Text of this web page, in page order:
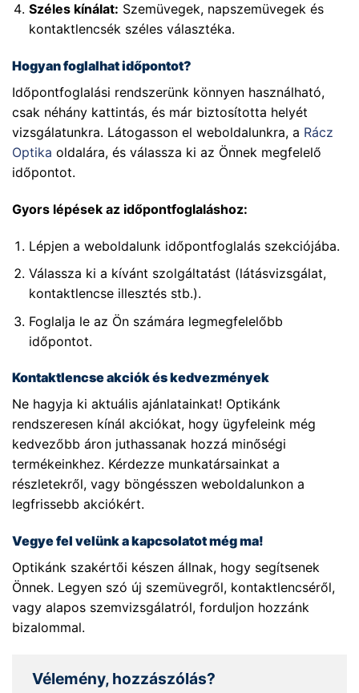
Széles kínálat: Szemüvegek, napszemüvegek és
kontaktlencsék széles választéka.
Hogyan foglalhat időpontot?
Időpontfoglalási rendszerünk könnyen használható,
csak néhány kattintás, és már biztosította helyét
vizsgálatunkra. Látogasson el weboldalunkra, a Rácz
Optika oldalára, és válassza ki az Önnek megfelelő
időpontot.
Gyors lépések az időpontfoglaláshoz:
Lépjen a weboldalunk időpontfoglalás szekciójába.
Válassza ki a kívánt szolgáltatást (látásvizsgálat,
kontaktlencse illesztés stb.).
Foglalja le az Ön számára legmegfelelőbb
időpontot.
Kontaktlencse akciók és kedvezmények
Ne hagyja ki aktuális ajánlatainkat! Optikánk
rendszeresen kínál akciókat, hogy ügyfeleink még
kedvezőbb áron juthassanak hozzá minőségi
termékeinkhez. Kérdezze munkatársainkat a
részletekről, vagy böngésszen weboldalunkon a
legfrissebb akciókért.
Vegye fel velünk a kapcsolatot még ma!
Optikánk szakértői készen állnak, hogy segítsenek
Önnek. Legyen szó új szemüvegről, kontaktlencséről,
vagy alapos szemvizsgálatról, forduljon hozzánk
bizalommal.
Vélemény, hozzászólás?